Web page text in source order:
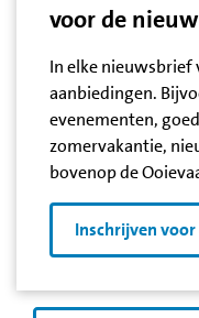
voor de
In elke
aanbiedingen.
evenementen,
zomervakantie,
bovenop de
Inschrijven